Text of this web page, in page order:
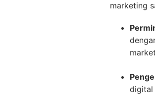
marketing
digital